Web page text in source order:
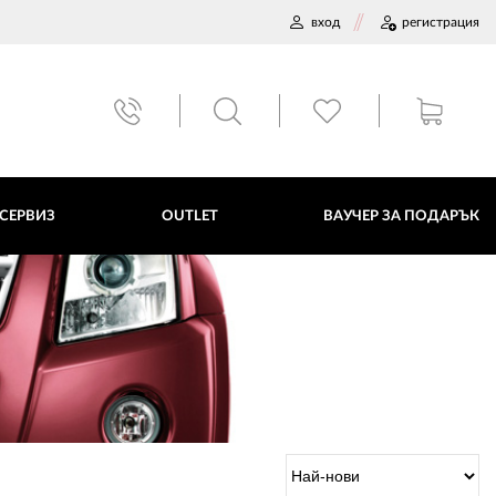
вход регистрация
OUTLET ВАУЧЕР ЗА ПОДАРЪК